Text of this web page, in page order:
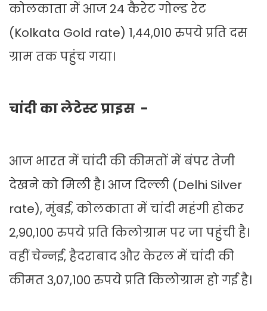
कोलकाता में आज 24 कैरेट गोल्ड रेट
(Kolkata Gold rate) 1,44,010 रुपये प्रति दस
ग्राम तक पहुंच गया।
चांदी का लेटेस्ट प्राइस -
आज भारत में चांदी की कीमतों में बंपर तेजी
देखने को मिली है। आज दिल्ली (Delhi Silver
rate), मुंबई, कोलकाता में चांदी महंगी होकर
2,90,100 रुपये प्रति किलोग्राम पर जा पहुंची है।
वहीं चेन्नई, हैदराबाद और केरल में चांदी की
कीमत 3,07,100 रुपये प्रति किलोग्राम हो गई है।